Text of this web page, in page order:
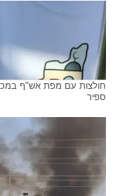
חולצות עם מפת אש"ף
ספיר